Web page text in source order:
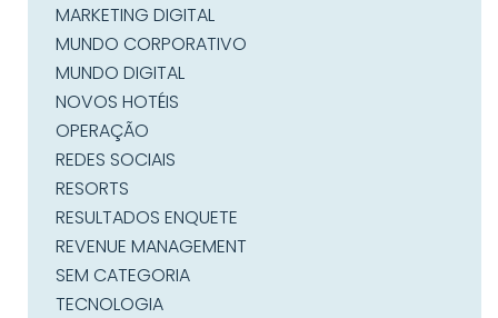
MARKETING DIGITAL
MUNDO CORPORATIVO
MUNDO DIGITAL
NOVOS HOTÉIS
OPERAÇÃO
REDES SOCIAIS
RESORTS
RESULTADOS ENQUETE
REVENUE MANAGEMENT
SEM CATEGORIA
TECNOLOGIA